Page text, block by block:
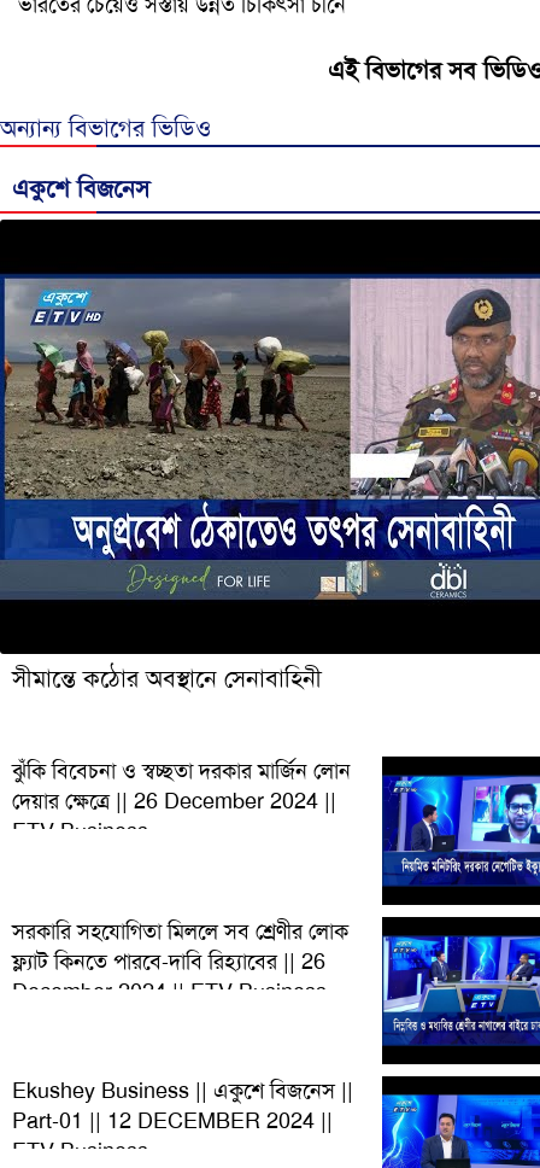
এই বিভাগের সব
অন্যান্য বিভাগের ভিডিও
একুশে বিজনেস
সীমান্তে কঠোর অবস্থানে সেনাবাহিনী
ঝুঁকি বিবেচনা ও স্বচ্ছতা দরকার মার্জিন লোন
দেয়ার ক্ষেত্রে || 26 December 2024 ||
ETV Business
সরকারি সহযোগিতা মিললে সব শ্রেণীর লোক
ফ্ল্যাট কিনতে পারবে-দাবি রিহ্যাবের || 26
December 2024 || ETV Business
Ekushey Business || একুশে বিজনেস ||
Part-01 || 12 DECEMBER 2024 ||
ETV Business